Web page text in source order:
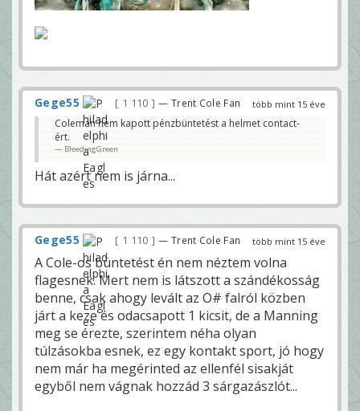
több mint 15 éve
Gege55 1 110 — Trent Cole Fan
Coleman nem kapott pénzbüntetést a helmet contact-
ért.
BleedingGreen
Hát azért nem is járna...
több mint 15 éve
Gege55 1 110 — Trent Cole Fan
A Cole-os büntetést én nem néztem volna
flagesnek. Mert nem is látszott a szándékosság
benne, csak ahogy levált az O# falról közben
járt a keze és odacsapott 1 kicsit, de a Manning
meg se érezte, szerintem néha olyan
túlzásokba esnek, ez egy kontakt sport, jó hogy
nem már ha megérinted az ellenfél sisakját
egyből nem vágnak hozzád 3 sárgazászlót...